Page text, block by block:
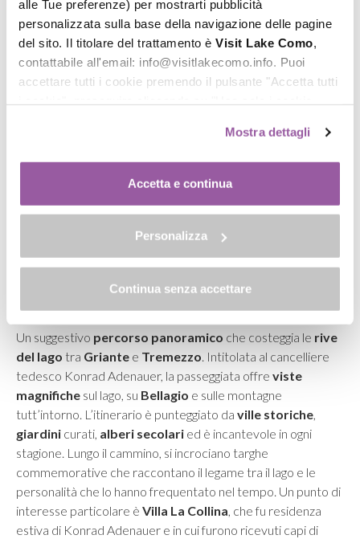
alle Tue preferenze) per mostrarti pubblicità
personalizzata sulla base della navigazione delle pagine
del sito. Il titolare del trattamento è Visit Lake Como,
contattabile all'email: info@visitlakecomo.info. Puoi
accettare tutti i cookie premendo il pulsante "Accetta tutti
"Personalizza". Al fine di revocare il consenso prestato e
visualizzare le informazioni complete sul trattamento dei
"gestione cookie"
cookie.
Mostra dettagli
Accetta e continua
Personalizza
Continua senza accettare
Passeggiata Adenauer
Un suggestivo percorso panoramico che costeggia le rive
del lago tra Griante e Tremezzo. Intitolata al cancelliere
tedesco Konrad Adenauer, la passeggiata offre viste
magnifiche sul lago, su Bellagio e sulle montagne
tutt’intorno. L’itinerario è punteggiato da ville storiche,
giardini curati, alberi secolari ed è incantevole in ogni
stagione. Lungo il cammino, si incrociano targhe
commemorative che raccontano il legame tra il lago e le
personalità che lo hanno frequentato nel tempo. Un punto di
interesse particolare è Villa La Collina, che fu residenza
estiva di Konrad Adenauer e in cui furono ricevuti capi di